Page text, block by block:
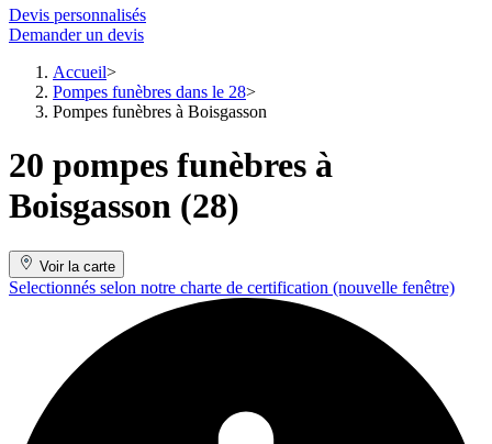
Devis personnalisés
Demander un devis
Accueil
Pompes funèbres dans le 28
Pompes funèbres à Boisgasson
20 pompes funèbres à
Boisgasson (28)
Voir la carte
Selectionnés selon notre charte de certification (nouvelle fenêtre)